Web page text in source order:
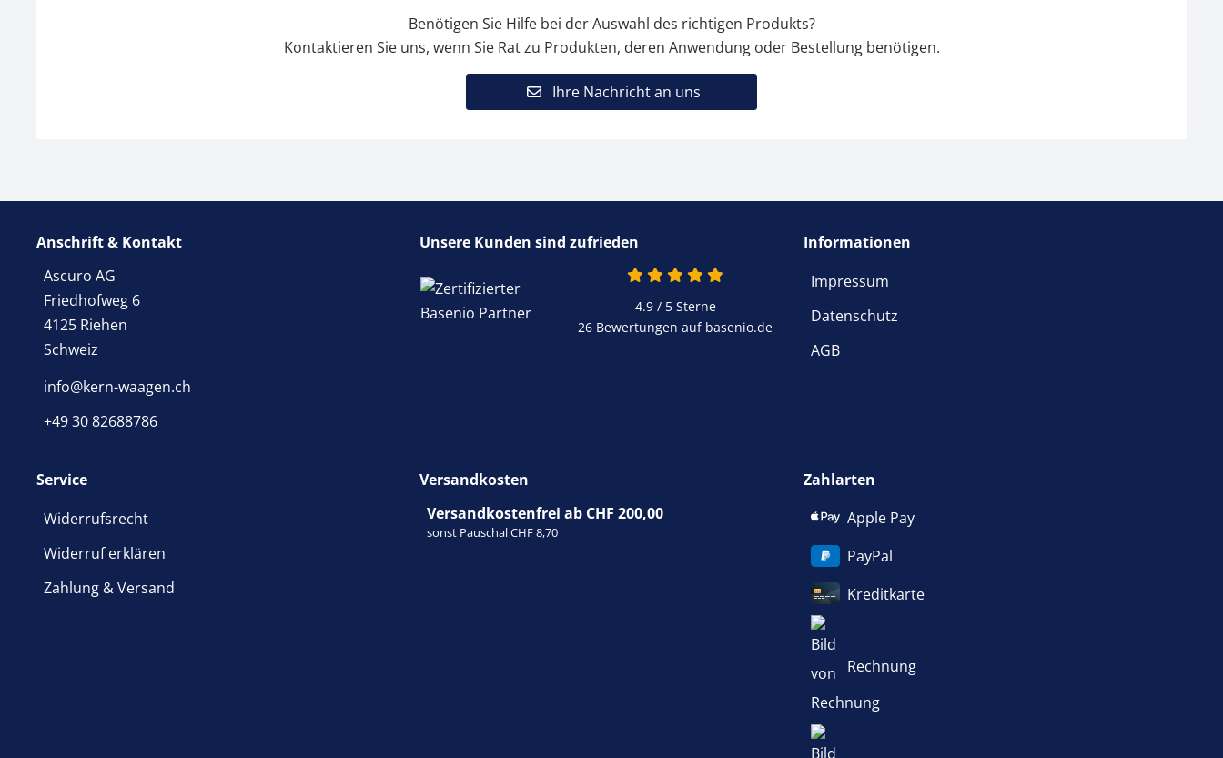
Benötigen Sie Hilfe bei der Auswahl des richtigen Produkts?
Kontaktieren Sie uns, wenn Sie Rat zu Produkten, deren Anwendung oder Bestellung benötigen.
Ihre Nachricht an uns
Anschrift & Kontakt
Ascuro AG
Friedhofweg 6
4125 Riehen
Schweiz
info@kern-waagen.ch
+49 30 82688786
Unsere Kunden sind zufrieden
4.9 / 5Sterne
26 Bewertungen auf basenio.de
Informationen
Impressum
Datenschutz
AGB
Service
Widerrufsrecht
Widerruf erklären
Zahlung & Versand
Versandkosten
Versandkostenfrei ab CHF 200,00
sonst Pauschal CHF 8,70
Zahlarten
Apple Pay
PayPal
Kreditkarte
Rechnung